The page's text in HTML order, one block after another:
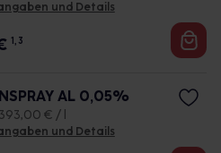
und Details
1, 3
AL 0,05%
€ / l
und Details